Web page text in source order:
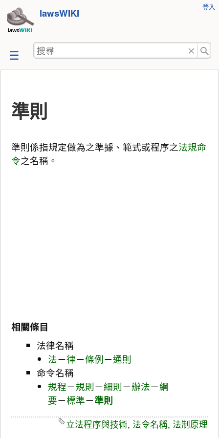
跳
至
容
lawsWIKI
工
登入
搜
尋
準則
準則係指規定做為之準據、範式或程序之法規命
令之名稱。
相關條目
法律名稱
法－律－條例－通則
命令名稱
規程－規則－細則－辦法－綱
要－標準－準則
立法程序與技術, 法令名稱, 法制原理